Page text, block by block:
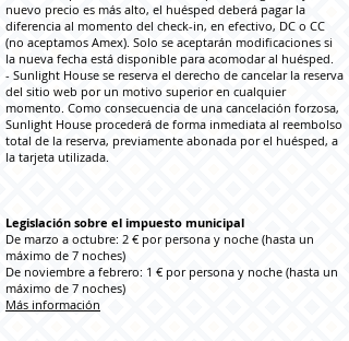
nuevo precio es más alto, el huésped deberá pagar la
diferencia al momento del check-in, en efectivo, DC o CC
(no aceptamos Amex). Solo se aceptarán modificaciones si
la nueva fecha está disponible para acomodar al huésped.
- Sunlight House se reserva el derecho de cancelar la reserva
del sitio web por un motivo superior en cualquier
momento. Como consecuencia de una cancelación forzosa,
Sunlight House procederá de forma inmediata al reembolso
total de la reserva, previamente abonada por el huésped, a
la tarjeta utilizada.
Legislación sobre el impuesto municipal
De marzo a octubre: 2 € por persona y noche (hasta un
máximo de 7 noches)
De noviembre a febrero: 1 € por persona y noche (hasta un
máximo de 7 noches)
Más información